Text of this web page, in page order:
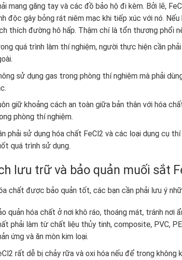
mang găng tay và các đồ bảo hộ đi kèm. Bởi lẽ,
độc gây bỏng rát niêm mạc khi tiếp xúc với nó.
thích đường hô hấp. Thậm chí là tổn thương phổi
quá trình làm thí nghiệm, người thực hiện cần
sử dụng gas trong phòng thí nghiệm mà phải
giữ khoảng cách an toàn giữa bản thân với hóa
phòng thí nghiệm.
phải sử dụng hóa chất FeCl2 và các loại dụng cụ
quá trình sử dụng.
lưu trữ và bảo quản muối sắt
chất được bảo quản tốt, các bạn cần phải lưu ý
quản hóa chất ở nơi khô ráo, thoáng mát, tránh
phải làm từ chất liệu thủy tinh, composite, PVC,
ứng và ăn mòn kim loại.
2 rất dễ bị chảy rữa và oxi hóa nếu để trong không